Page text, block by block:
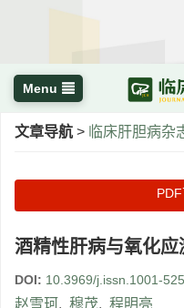
Menu
文章导航 > 临床肝胆病杂
酒精性肝病与氧化应
DOI: 10.3969/j.issn.1001-
赵雪珂, 穆茂, 程明亮